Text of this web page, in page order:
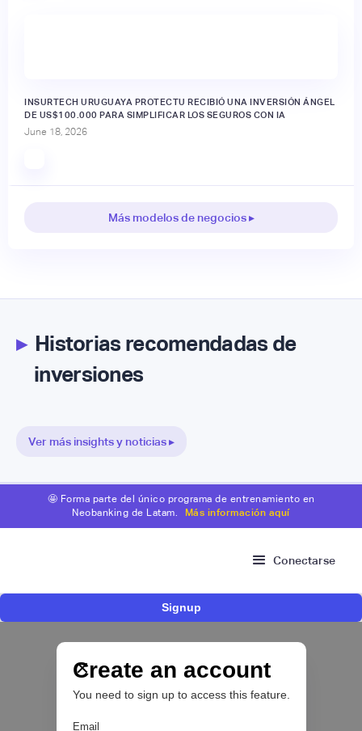
INSURTECH URUGUAYA PROTECTU RECIBIÓ UNA INVERSIÓN ÁNGEL
DE US$100.000 PARA SIMPLIFICAR LOS SEGUROS CON IA
June 18, 2026
Más modelos de negocios ▸
▸Historias recomendadas de
inversiones
Ver más insights y noticias ▸
🤩 Forma parte del único programa de entrenamiento en
Neobanking de Latam.
Más información aquí
Conectarse
Signup
Create an account
You need to sign up to access this feature.
Email
millones para expandir su plataforma de
crédito y cashback para empleados
CRÉDITO DIGITAL 💰